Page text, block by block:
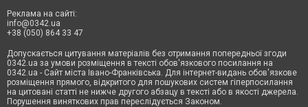
Реклама на сайті:
info@0342.ua
+38 (050) 864 33 47
Допускається цитування матеріалів без отримання попередньої згоди
0342.ua за умови розміщення в тексті обов'язкового посилання на
0342.ua - Сайт міста Івано-Франківська. Для інтернет-видань обов'язкове
розміщення прямого, відкритого для пошукових систем гіперпосилання
на цитовані статті не нижче другого абзацу в тексті або в якості джерела.
Порушення виняткових прав переслідується Законом.